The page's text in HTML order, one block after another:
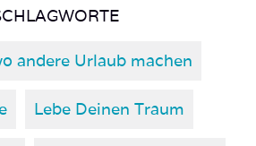
andere Urlaub machen
Lebe Deinen Traum